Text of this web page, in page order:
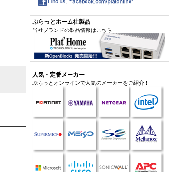
ぷらっとホーム社製品
当社ブランドの製品情報はこちら
人気・定番メーカー
ぷらっとオンラインで人気のメーカーをご紹介！